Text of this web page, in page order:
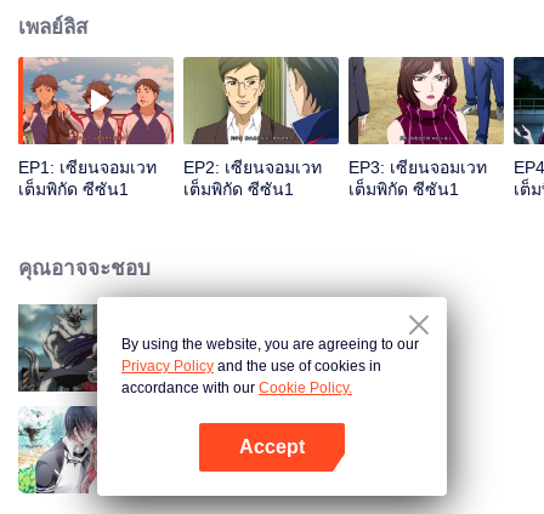
สามารถเป็นจอมเวทย์แนวหน้าของโลกนี้ได้หรือไม่ โปรดติดตาม...
เพลย์ลิส
EP1: เซียนจอมเวท
เต็มพิกัด ซีซัน1
EP2: เซียนจอมเวท
เต็มพิกัด ซีซัน1
EP3: เซียนจอมเวท
เต็มพิกัด ซีซัน1
เต็
คุณอาจจะชอบ
เซียนจอมเวทเต็มพิกัด ซีซัน2
สามีแห่งชาตินำกลับบ้าน SS1
By using the website, you are agreeing to our
Privacy Policy and the use of cookies in
accordance with our Cookie Policy.
Accept